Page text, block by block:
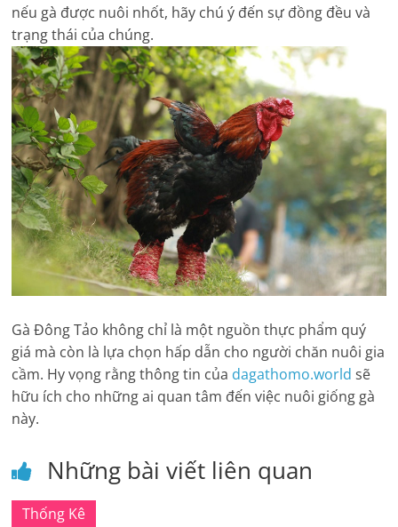
nếu gà được nuôi nhốt, hãy chú ý đến sự đồng đều và
trạng thái của chúng.
Gà Đông Tảo không chỉ là một nguồn thực phẩm quý
giá mà còn là lựa chọn hấp dẫn cho người chăn nuôi gia
cầm. Hy vọng rằng thông tin của dagathomo.world sẽ
hữu ích cho những ai quan tâm đến việc nuôi giống gà
này.
Những bài viết liên quan
Thống Kê